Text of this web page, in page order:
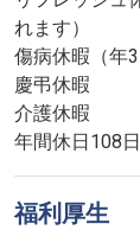
れます）
傷病休暇（年
慶弔休暇
介護休暇
年間休日108日
福利厚生